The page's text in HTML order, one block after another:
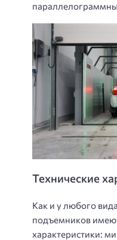
Технические
Как и у любого
подъемников
характеристики: